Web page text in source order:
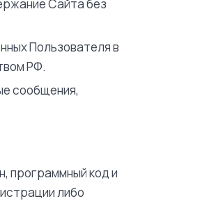
Сайта без
Пользователя в
РФ.
сообщения,
программный код и
либо